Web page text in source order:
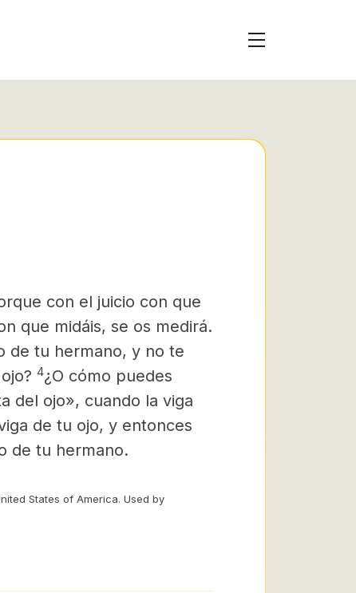
con el juicio con que
que midáis, se os medirá.
de tu hermano, y no te
4¿O cómo puedes
del ojo», cuando la viga
de tu ojo, y entonces
de tu hermano.
States of America. Used by